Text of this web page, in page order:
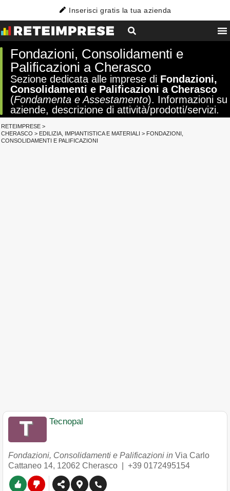
Inserisci gratis la tua azienda
Fondazioni, Consolidamenti e
Palificazioni a Cherasco
Sezione dedicata alle imprese di Fondazioni,
Consolidamenti e Palificazioni a Cherasco
(Fondamenta e Assestamento). Informazioni su
aziende, descrizione di attività/prodotti/servizi.
RETEIMPRESE >
CHERASCO > EDILIZIA, IMPIANTISTICA E MATERIALI > FONDAZIONI,
CONSOLIDAMENTI E PALIFICAZIONI
Tecnopal
Fondazioni, Consolidamenti e Palificazioni in Via Carlo
Cattaneo 14, 12062 Cherasco +39 0172495154